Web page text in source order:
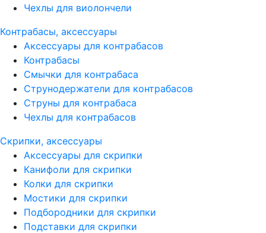
Чехлы для виолончели
Контрабасы, аксессуары
Аксессуары для контрабасов
Контрабасы
Смычки для контрабаса
Струнодержатели для контрабасов
Струны для контрабаса
Чехлы для контрабасов
Скрипки, аксессуары
Аксессуары для скрипки
Канифоли для скрипки
Колки для скрипки
Мостики для скрипки
Подбородники для скрипки
Подставки для скрипки